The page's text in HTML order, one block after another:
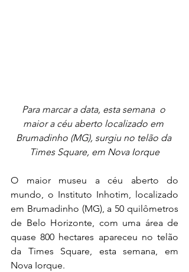
Para marcar a data, esta semana  o
maior a céu aberto localizado em
Brumadinho (MG), surgiu no telão da
Times Square, em Nova Iorque
O maior museu a céu aberto do
mundo, o Instituto Inhotim, localizado
em Brumadinho (MG), a 50 quilômetros
de Belo Horizonte, com uma área de
quase 800 hectares apareceu no telão
da Times Square, esta semana, em
Nova Iorque.